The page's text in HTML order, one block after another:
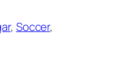
, Soccer